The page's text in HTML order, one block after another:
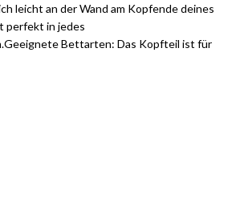
leicht an der Wand am Kopfende deines
perfekt in jedes
Bettarten: Das Kopfteil ist für